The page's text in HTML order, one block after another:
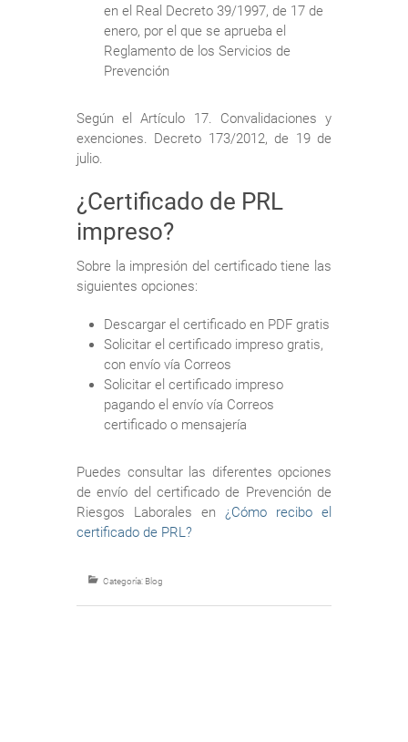
en el Real Decreto 39/1997, de 17 de
enero, por el que se aprueba el
Reglamento de los Servicios de
Prevención
Según el Artículo 17. Convalidaciones y
exenciones. Decreto 173/2012, de 19 de
julio.
¿Certificado de PRL
impreso?
Sobre la impresión del certificado tiene las
siguientes opciones:
Descargar el certificado en PDF gratis
Solicitar el certificado impreso gratis,
con envío vía Correos
Solicitar el certificado impreso
pagando el envío vía Correos
certificado o mensajería
Puedes consultar las diferentes opciones
de envío del certificado de Prevención de
Riesgos Laborales en ¿Cómo recibo el
certificado de PRL?
Categoría: Blog